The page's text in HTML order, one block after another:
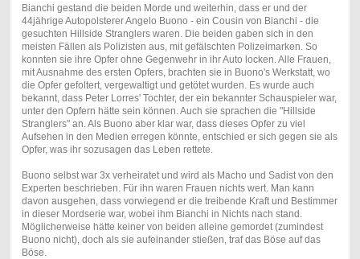
Bianchi gestand die beiden Morde und weiterhin, dass er und der
44jährige Autopolsterer Angelo Buono - ein Cousin von Bianchi - die
gesuchten Hillside Stranglers waren. Die beiden gaben sich in den
meisten Fällen als Polizisten aus, mit gefälschten Polizeimarken. So
konnten sie ihre Opfer ohne Gegenwehr in ihr Auto locken. Alle Frauen,
mit Ausnahme des ersten Opfers, brachten sie in Buono's Werkstatt, wo
die Opfer gefoltert, vergewaltigt und getötet wurden. Es wurde auch
bekannt, dass Peter Lorres' Tochter, der ein bekannter Schauspieler war,
unter den Opfern hätte sein können. Auch sie sprachen die "Hillside
Stranglers" an. Als Buono aber klar war, dass dieses Opfer zu viel
Aufsehen in den Medien erregen könnte, entschied er sich gegen sie als
Opfer, was ihr sozusagen das Leben rettete.
Buono selbst war 3x verheiratet und wird als Macho und Sadist von den
Experten beschrieben. Für ihn waren Frauen nichts wert. Man kann
davon ausgehen, dass vorwiegend er die treibende Kraft und Bestimmer
in dieser Mordserie war, wobei ihm Bianchi in Nichts nach stand.
Möglicherweise hätte keiner von beiden alleine gemordet (zumindest
Buono nicht), doch als sie aufeinander stießen, traf das Böse auf das
Böse.